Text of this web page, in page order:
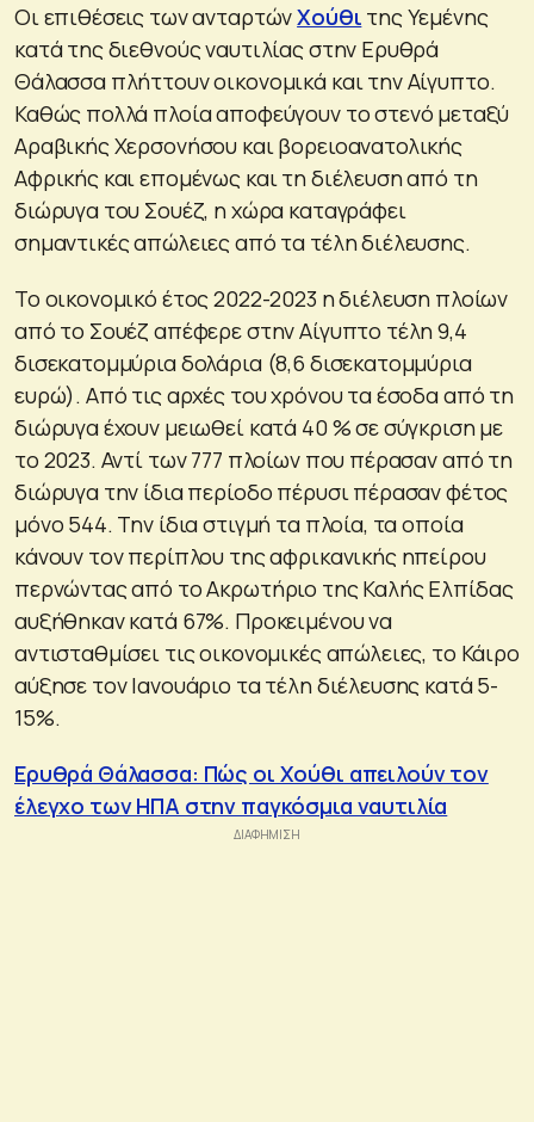
Οι επιθέσεις των ανταρτώνΧούθι της Υεμένης
κατά της διεθνούς ναυτιλίας στην Ερυθρά
Θάλασσα πλήττουν οικονομικά και την Αίγυπτο.
Καθώς πολλά πλοία αποφεύγουν το στενό μεταξύ
Αραβικής Χερσονήσου και βορειοανατολικής
Αφρικής και επομένως και τη διέλευση από τη
διώρυγα του Σουέζ, η χώρα καταγράφει
σημαντικές απώλειες από τα τέλη διέλευσης.
Το οικονομικό έτος 2022-2023 η διέλευση πλοίων
από το Σουέζ απέφερε στην Αίγυπτο τέλη 9,4
δισεκατομμύρια δολάρια (8,6 δισεκατομμύρια
ευρώ). Από τις αρχές του χρόνου τα έσοδα από τη
διώρυγα έχουν μειωθεί κατά 40 % σε σύγκριση με
το 2023. Αντί των 777 πλοίων που πέρασαν από τη
διώρυγα την ίδια περίοδο πέρυσι πέρασαν φέτος
μόνο 544. Την ίδια στιγμή τα πλοία, τα οποία
κάνουν τον περίπλου της αφρικανικής ηπείρου
περνώντας από το Ακρωτήριο της Καλής Ελπίδας
αυξήθηκαν κατά 67%. Προκειμένου να
αντισταθμίσει τις οικονομικές απώλειες, το Κάιρο
αύξησε τον Ιανουάριο τα τέλη διέλευσης κατά 5-
15%.
Ερυθρά Θάλασσα: Πώς οι Χούθι απειλούν τον
έλεγχο των ΗΠΑ στην παγκόσμια ναυτιλία